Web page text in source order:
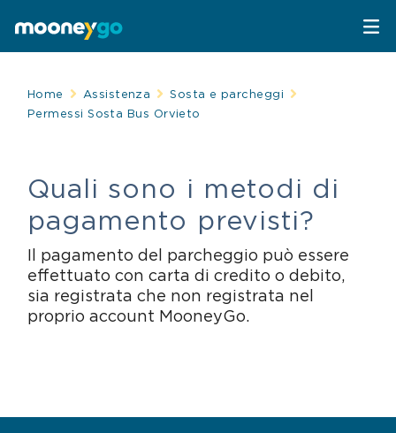
Parcheggi
Sosta su strisce blu
Parcheggi in struttura
Spostati con MooneyGo
Trasporto pubblico
Treni e bus
Telepedaggio
Parcheggi convenzionati
Attrazioni
Home Assistenza
Sosta e parcheggi
Permessi Sosta Bus Orvieto
Quali sono i metodi di
pagamento previsti?
Il pagamento del parcheggio può essere
effettuato con carta di credito o debito,
sia registrata che non registrata nel
proprio account MooneyGo.